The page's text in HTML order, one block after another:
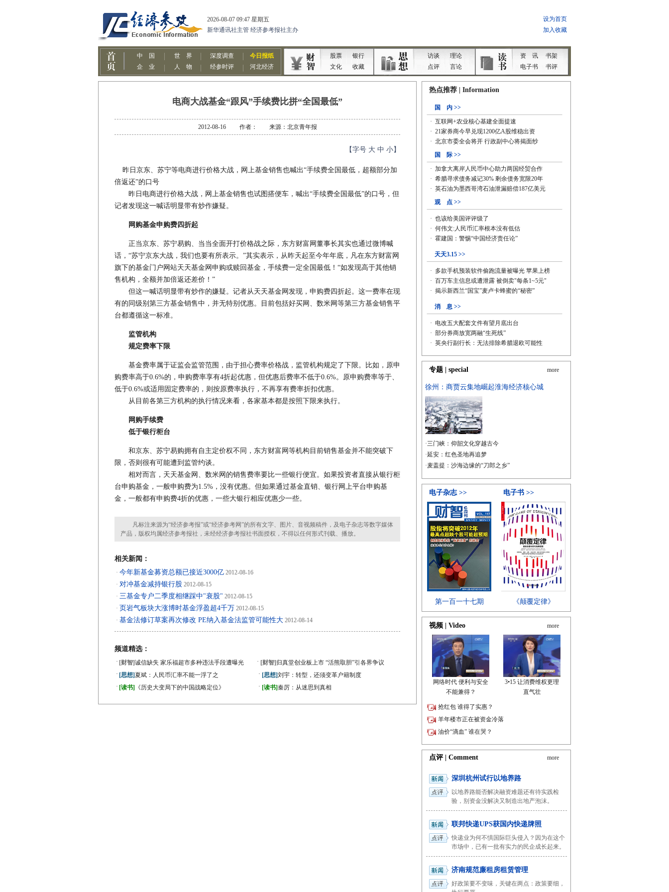
电商大战基金“跟风”手续费比拼“全国最低”
2012-08-16 作者： 来源：北京青年报
【字号 大 中 小】
昨日京东、苏宁等电商进行价格大战，网上基金销售也喊出“手续费全国最低，超额部分加
倍返还”的口号
昨日电商进行价格大战，网上基金销售也试图搭便车，喊出“手续费全国最低”的口号，但
记者发现这一喊话明显带有炒作嫌疑。
网购基金申购费四折起
正当京东、苏宁易购、当当全面开打价格战之际，东方财富网董事长其实也通过微博喊
话，“苏宁京东大战，我们也要有所表示。”其实表示，从昨天起至今年年底，凡在东方财富网
旗下的基金门户网站天天基金网申购或赎回基金，手续费一定全国最低！“如发现高于其他销
售机构，全额并加倍返还差价！”
但这一喊话明显带有炒作的嫌疑。记者从天天基金网发现，申购费四折起。这一费率在现
有的同级别第三方基金销售中，并无特别优惠。目前包括好买网、数米网等第三方基金销售平
台都遵循这一标准。
监管机构
规定费率下限
基金费率属于证监会监管范围，由于担心费率价格战，监管机构规定了下限。比如，原申
购费率高于0.6%的，申购费率享有4折起优惠，但优惠后费率不低于0.6%。原申购费率等于、
低于0.6%或适用固定费率的，则按原费率执行，不再享有费率折扣优惠。
从目前各第三方机构的执行情况来看，各家基本都是按照下限来执行。
网购手续费
低于银行柜台
和京东、苏宁易购拥有自主定价权不同，东方财富网等机构目前销售基金并不能突破下
限，否则很有可能遭到监管约谈。
相对而言，天天基金网、数米网的销售费率要比一些银行便宜。如果投资者直接从银行柜
台申购基金，一般申购费为1.5%，没有优惠。但如果通过基金直销、银行网上平台申购基
金，一般都有申购费4折的优惠，一些大银行相应优惠少一些。
凡标注来源为“经济参考报”或“经济参考网”的所有文字、图片、音视频稿件，及电子杂志等数字媒体
产品，版权均属经济参考报社，未经经济参考报社书面授权，不得以任何形式刊载、播放。
相关新闻：
· 今年新基金募资总额已接近3000亿 2012-08-16
· 对冲基金减持银行股 2012-08-15
· 三基金专户二季度相继踩中"衰股" 2012-08-15
· 页岩气板块大涨博时基金浮盈超4千万 2012-08-15
· 基金法修订草案再次修改 PE纳入基金法监管可能性大 2012-08-14
频道精选：
· [财智]诚信缺失 家乐福超市多种违法手段遭曝光 · [财智] 归真堂创业板上市 “活熊取胆”引各界争议
· [思想]夏斌：人民币汇率不能一浮了之 · [思想]刘宇：转型，还须变革户籍制度
· [读书] 《历史大变局下的中国战略定位》 · [读书]秦厉：从迷思到真相